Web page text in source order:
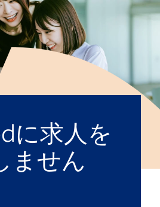
に求人を
ません